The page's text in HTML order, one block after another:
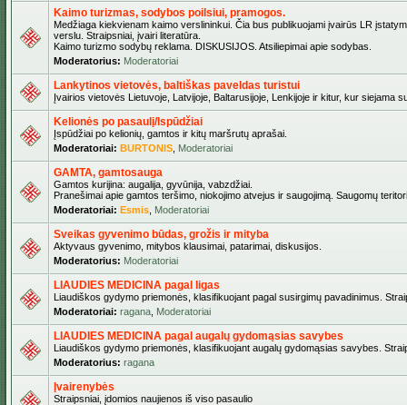
Kaimo turizmas, sodybos poilsiui, pramogos.
Medžiaga kiekvienam kaimo verslininkui. Čia bus publikuojami įvairūs LR
verslu. Straipsniai, įvairi literatūra.
Kaimo turizmo sodybų reklama. DISKUSIJOS. Atsiliepimai apie sodybas.
Moderatorius: Moderatoriai
Lankytinos vietovės, baltiškas paveldas turistui
Įvairios vietovės Lietuvoje, Latvijoje, Baltarusijoje, Lenkijoje ir kitur, kur siejama
Kelionės po pasaulį/Ispūdžiai
Įspūdžiai po kelionių, gamtos ir kitų maršrutų aprašai.
Moderatoriai: BURTONIS Moderatoriai
GAMTA, gamtosauga
Gamtos kurijina: augalija, gyvūnija, vabzdžiai.
Pranešimai apie gamtos teršimo, niokojimo atvejus ir saugojimą. Saugomų
Moderatoriai: Esmis Moderatoriai
Sveikas gyvenimo būdas, grožis ir mityba
Aktyvaus gyvenimo, mitybos klausimai, patarimai, diskusijos.
Moderatorius: Moderatoriai
LIAUDIES MEDICINA pagal ligas
Liaudiškos gydymo priemonės, klasifikuojant pagal susirgimų pavadinimus.
Moderatoriai: ragana Moderatoriai
LIAUDIES MEDICINA pagal augalų gydomąsias savybes
Liaudiškos gydymo priemonės, klasifikuojant augalų gydomąsias savybes.
Moderatorius: ragana
Įvairenybės
Straipsniai, įdomios naujienos iš viso pasaulio